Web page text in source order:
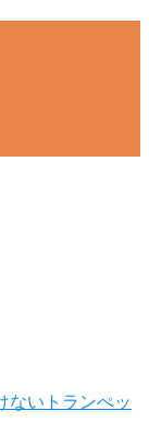
ないトランぺッ